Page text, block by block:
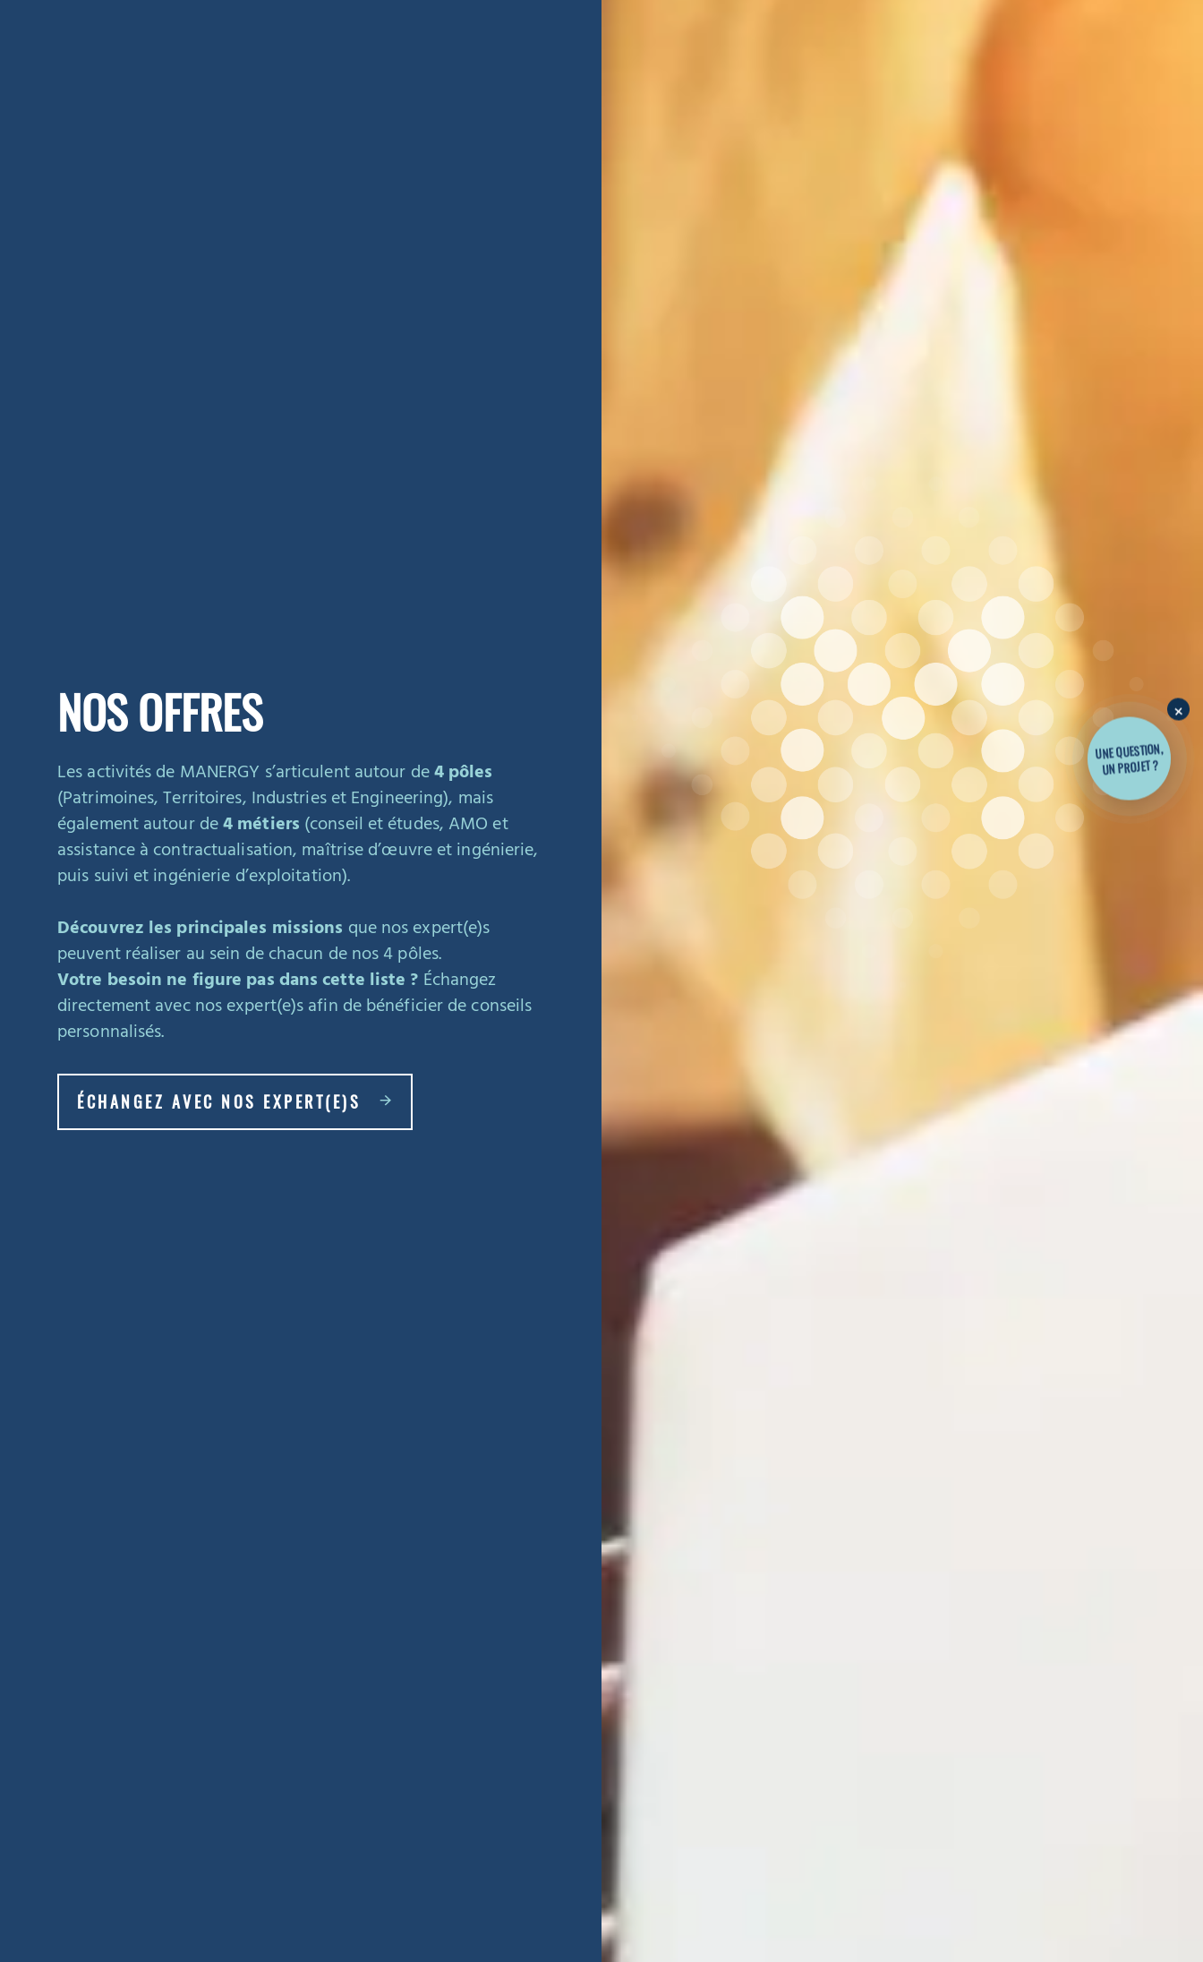
NOS OFFRES
Les activités de MANERGY s’articulent autour de4 pôles
(Patrimoines, Territoires, Industries et Engineering), mais
également autour de4 métiers (conseil et études, AMO et
assistance à contractualisation, maîtrise d’œuvre et ingénierie,
puis suivi et ingénierie d’exploitation).
Découvrez les principales missions que nos expert(e)s
peuvent réaliser au sein de chacun de nos 4 pôles.
Votre besoin ne figure pas dans cette liste ? Échangez
directement avec nos expert(e)s afin de bénéficier de conseils
personnalisés.
ÉCHANGEZ AVEC NOS EXPERT(E)S
×
UNE QUESTION,
UN PROJET ?